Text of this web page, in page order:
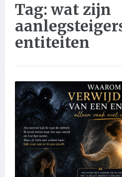
Tag: wat zijn
entiteiten